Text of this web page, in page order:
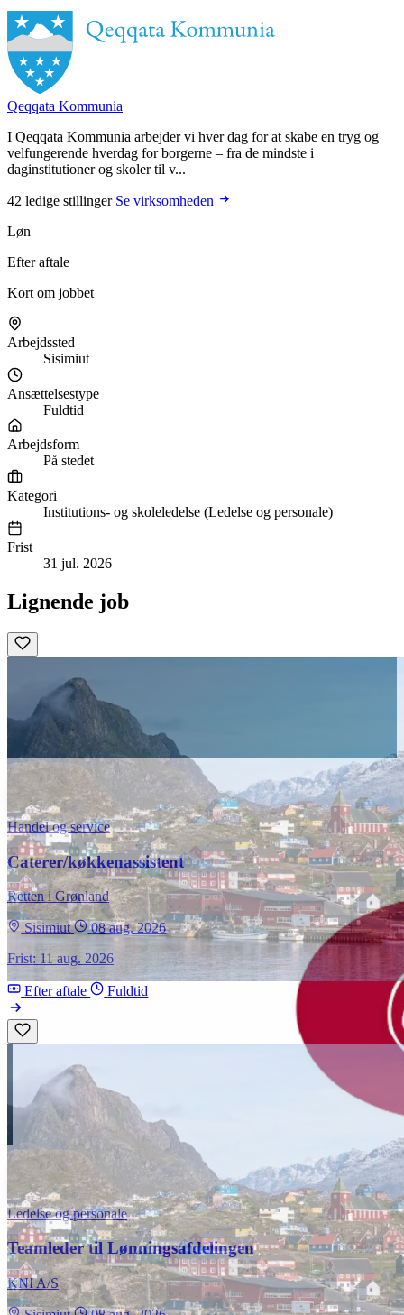
Qeqqata Kommunia
I Qeqqata Kommunia arbejder vi hver dag for at skabe en tryg og
velfungerende hverdag for borgerne – fra de mindste i
daginstitutioner og skoler til v...
42 ledige stillinger Se virksomheden
Løn
Efter aftale
Kort om jobbet
Arbejdssted
Sisimiut
Ansættelsestype
Fuldtid
Arbejdsform
På stedet
Kategori
Institutions- og skoleledelse (Ledelse og personale)
Frist
31 jul. 2026
Lignende job
Handel og service
Caterer/køkkenassistent
Retten i Grønland
Sisimiut
08 aug. 2026
Frist: 11 aug. 2026
Efter aftale Fuldtid
Ledelse og personale
Teamleder til Lønningsafdelingen
KNI A/S